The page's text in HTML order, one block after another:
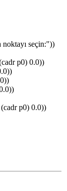
noktayı seçin:"))
p0) 0.0))
p0) 0.0))